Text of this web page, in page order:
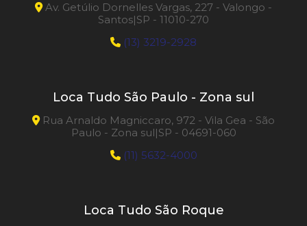
Av. Getúlio Dornelles Vargas, 227 - Valongo -
Santos|SP - 11010-270
(13) 3219-2928
Loca Tudo São Paulo - Zona sul
Rua Arnaldo Magniccaro, 972 - Vila Gea - São
Paulo - Zona sul|SP - 04691-060
(11) 5632-4000
Loca Tudo São Roque